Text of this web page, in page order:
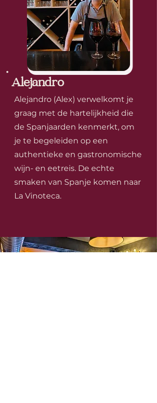
Alejandro
Alejandro (Alex) verwelkomt je
graag met de hartelijkheid die
de Spanjaarden kenmerkt, om
je te begeleiden op een
authentieke en gastronomische
wijn- en eetreis. De echte
smaken van Spanje komen naar
La Vinoteca.